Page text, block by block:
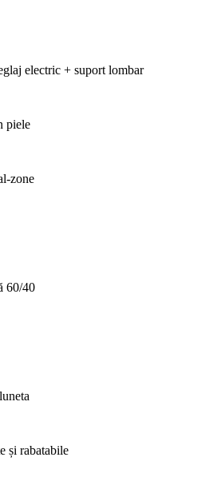
electric + suport lombar
piele
zone
60/40
și rabatabile